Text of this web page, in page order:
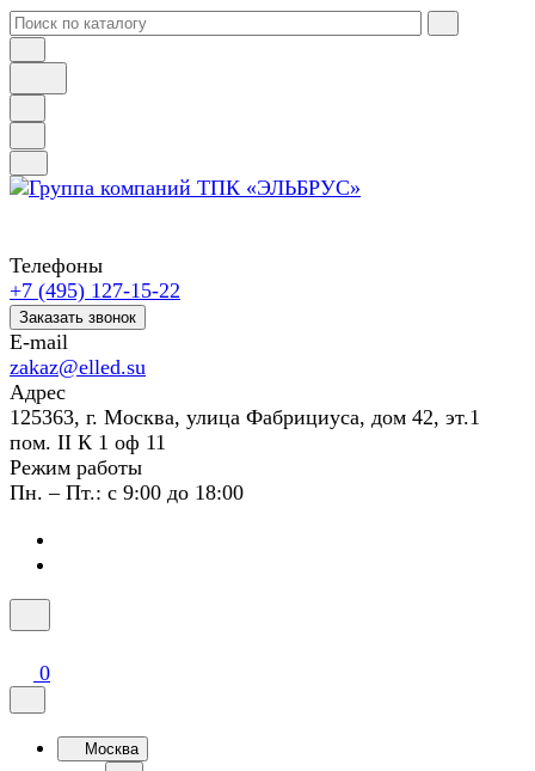
Телефоны
+7 (495) 127-15-22
Заказать звонок
E-mail
zakaz@elled.su
Адрес
125363, г. Москва, улица Фабрициуса, дом 42, эт.1
пом. II К 1 оф 11
Режим работы
Пн. – Пт.: с 9:00 до 18:00
0
Москва